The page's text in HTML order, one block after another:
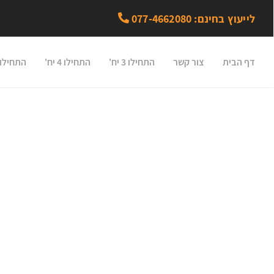
לייעוץ בחינם: 077-4662080
דף הבית צור קשר התחילו 3 יח' התחילו 4 יח' התחילו 5 יח'